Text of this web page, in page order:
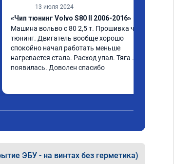
13 июля 2024
«Чип тюнинг Volvo S80 II 2006-2016»
Машина вольво с 80 2,5 т. Прошивка чип
тюнинг. Двигатель вообще хорошо
спокойно начал работать меньше
нагревается стала. Расход упал. Тяга
появилась. Доволен спасибо
ЭБУ - на винтах без герметика)